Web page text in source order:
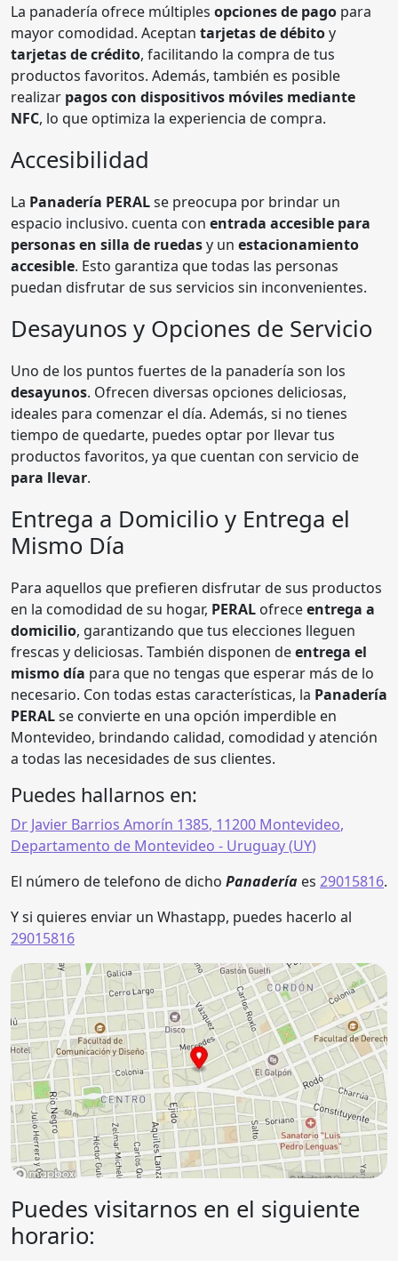
La panadería ofrece múltiples opciones de pago para
mayor comodidad. Aceptan tarjetas de débitoy
tarjetas de crédito, facilitando la compra de tus
productos favoritos. Además, también es posible
realizar pagos con dispositivos móviles mediante
NFC, lo que optimiza la experiencia de compra.
Accesibilidad
La Panadería PERALse preocupa por brindar un
espacio inclusivo. cuenta con entrada accesible para
personas en silla de ruedasy un estacionamiento
accesible. Esto garantiza que todas las personas
puedan disfrutar de sus servicios sin inconvenientes.
Desayunos y Opciones de Servicio
Uno de los puntos fuertes de la panadería son los
desayunos. Ofrecen diversas opciones deliciosas,
ideales para comenzar el día. Además, si no tienes
tiempo de quedarte, puedes optar por llevar tus
productos favoritos, ya que cuentan con servicio de
para llevar.
Entrega a Domicilio y Entrega el
Mismo Día
Para aquellos que prefieren disfrutar de sus productos
en la comodidad de su hogar, PERAL ofreceentrega a
domicilio, garantizando que tus elecciones lleguen
frescas y deliciosas. También disponen deentrega el
mismo día para que no tengas que esperar más de lo
necesario. Con todas estas características, la Panadería
PERALse convierte en una opción imperdible en
Montevideo, brindando calidad, comodidad y atención
a todas las necesidades de sus clientes.
Puedes hallarnos en:
Dr Javier Barrios Amorín 1385, 11200 Montevideo,
Departamento de Montevideo - Uruguay (UY)
El número de telefono de dicho Panadería es 29015816.
Y si quieres enviar un Whastapp, puedes hacerlo al
29015816
Puedes visitarnos en el siguiente
horario: